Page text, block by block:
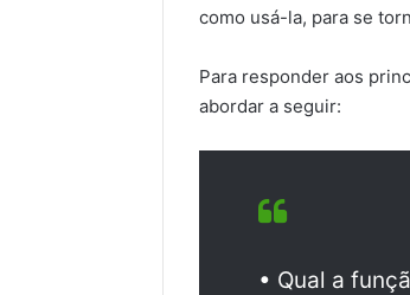
como usá-la, para se
Para responder aos
abordar a seguir:
• Qual a